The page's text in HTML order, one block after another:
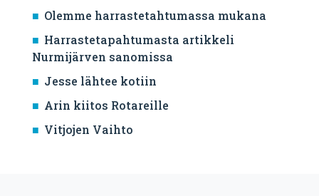
Olemme harrastetahtumassa mukana
Harrastetapahtumasta artikkeli
Nurmijärven sanomissa
Jesse lähtee kotiin
Arin kiitos Rotareille
Vitjojen Vaihto